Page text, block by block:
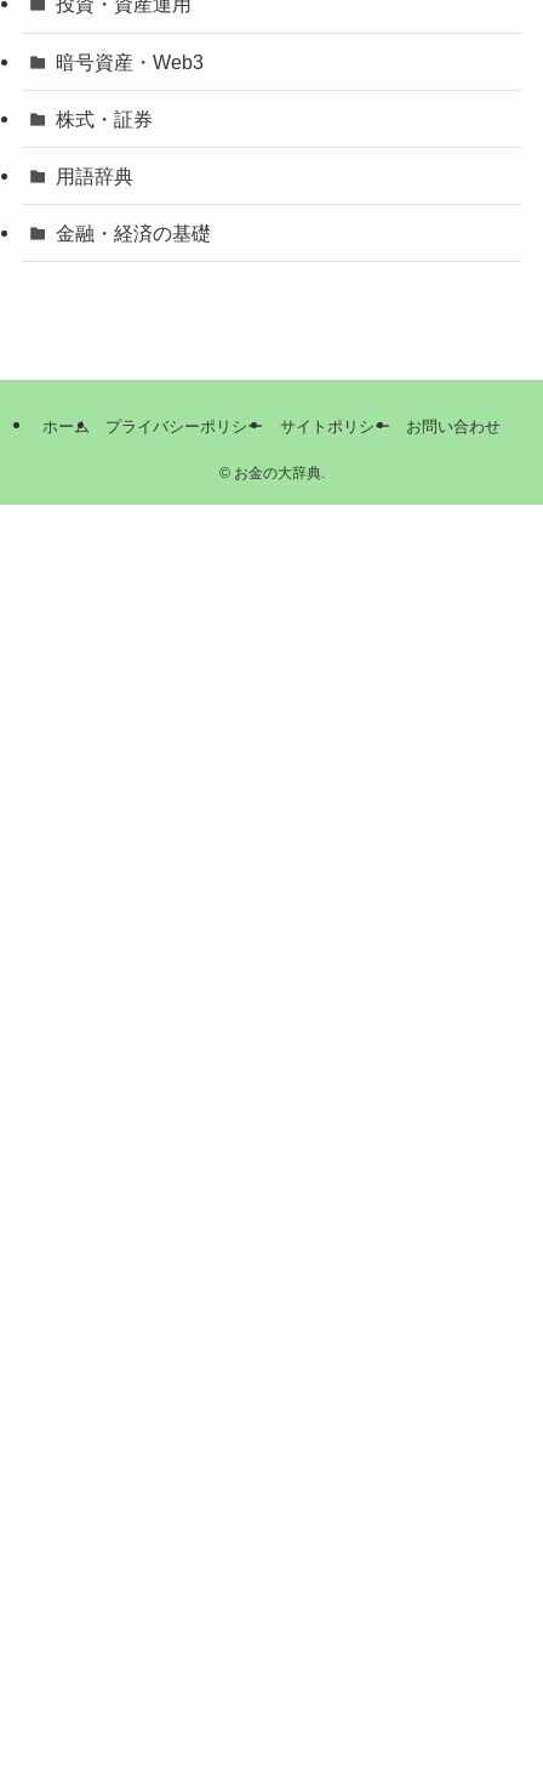
暗号資産・Web3
株式・証券
用語辞典
金融・経済の基礎
ホーム プライバシーポリシー サイトポリシー お問い合わせ
©お金の大辞典.